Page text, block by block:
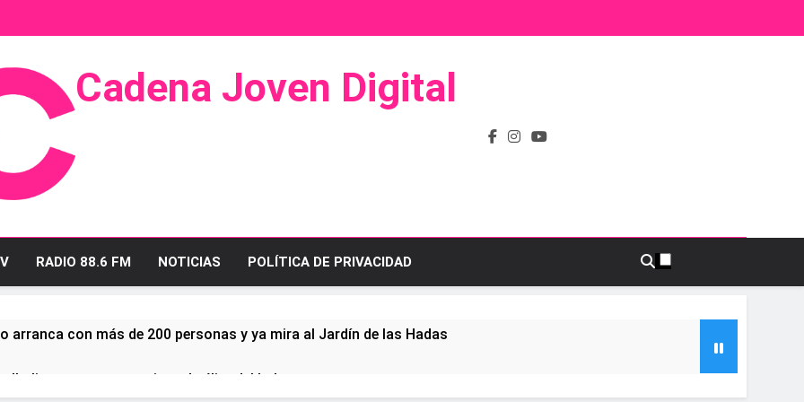
Cadena Joven Digital
Radio Y Televisión
RADIO 88.6 FM NOTICIAS POLÍTICA DE PRIVACIDAD
arranca con más de 200 personas y ya mira al Jardín de las Hadas
linense tras conquistar la élite del baloncesto